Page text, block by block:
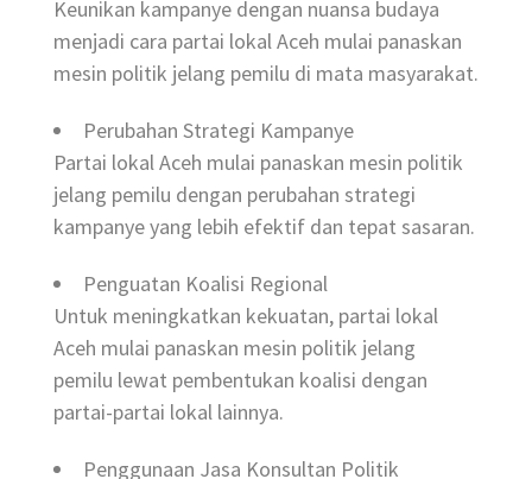
Keunikan kampanye dengan nuansa budaya
menjadi cara partai lokal Aceh mulai panaskan
mesin politik jelang pemilu di mata masyarakat.
Perubahan Strategi Kampanye
Partai lokal Aceh mulai panaskan mesin politik
jelang pemilu dengan perubahan strategi
kampanye yang lebih efektif dan tepat sasaran.
Penguatan Koalisi Regional
Untuk meningkatkan kekuatan, partai lokal
Aceh mulai panaskan mesin politik jelang
pemilu lewat pembentukan koalisi dengan
partai-partai lokal lainnya.
Penggunaan Jasa Konsultan Politik